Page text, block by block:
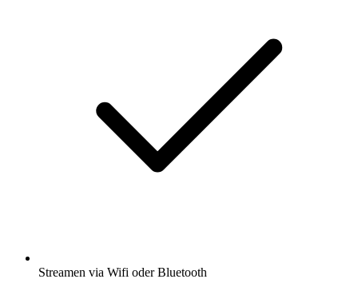
Streamen via Wifi oder Bluetooth